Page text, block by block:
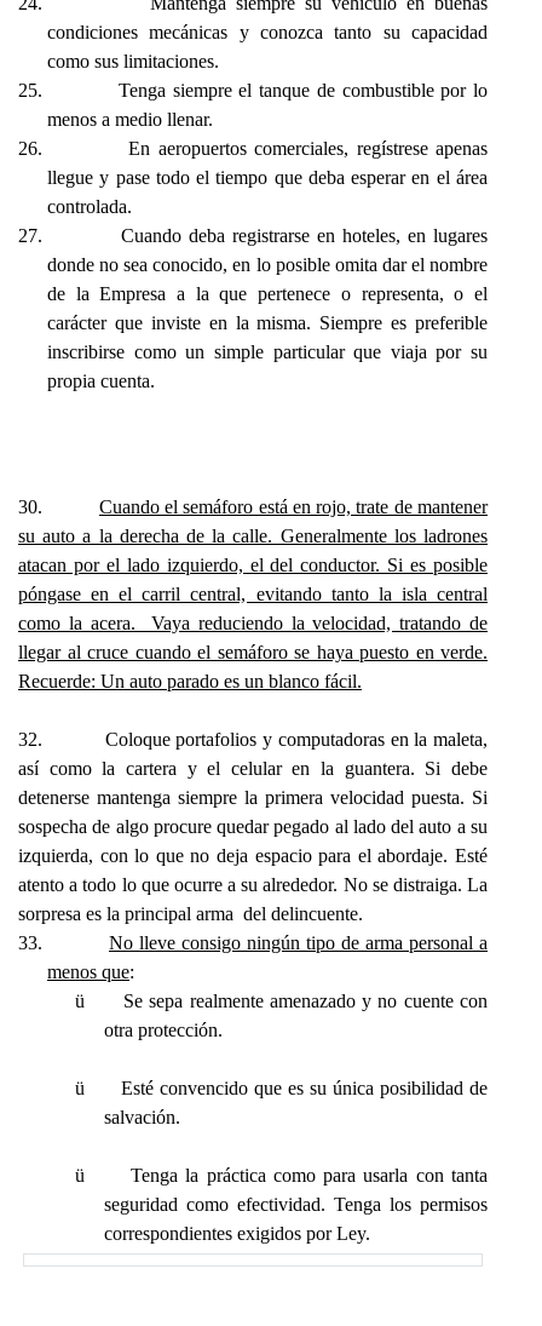
condiciones mecánicas y conozca tanto su capacidad
como sus limitaciones.
25.
Tenga siempre el tanque de combustible por lo
menos a medio llenar.
26.
En aeropuertos comerciales, regístrese apenas
llegue y pase todo el tiempo que deba esperar en el área
controlada.
27.
Cuando deba registrarse en hoteles, en lugares
donde no sea conocido, en lo posible omita dar el nombre
de la Empresa a la que pertenece o representa, o el
carácter que inviste en la misma. Siempre es preferible
inscribirse como un simple particular que viaja por su
propia cuenta.
30.
Cuando el semáforo está en rojo, trate de mantener
su auto a la derecha de la calle. Generalmente los ladrones
atacan por el lado izquierdo, el del conductor. Si es posible
póngase en el carril central, evitando tanto la isla central
como la acera. Vaya reduciendo la velocidad, tratando de
llegar al cruce cuando el semáforo se haya puesto en verde.
Recuerde: Un auto parado es un blanco fácil.
32.
Coloque portafolios y computadoras en la maleta,
así como la cartera y el celular en la guantera. Si debe
detenerse mantenga siempre la primera velocidad puesta. Si
sospecha de algo procure quedar pegado al lado del auto a su
izquierda, con lo que no deja espacio para el abordaje. Esté
atento a todo lo que ocurre a su alrededor. No se distraiga. La
sorpresa es la principal arma del delincuente.
33.
No lleve consigo ningún tipo de arma personal a
menos que:
ü
Se sepa realmente amenazado y no cuente con
otra protección.
ü
Esté convencido que es su única posibilidad de
salvación.
ü
Tenga la práctica como para usarla con tanta
seguridad como efectividad.Tenga los permisos
correspondientes exigidos por Ley.